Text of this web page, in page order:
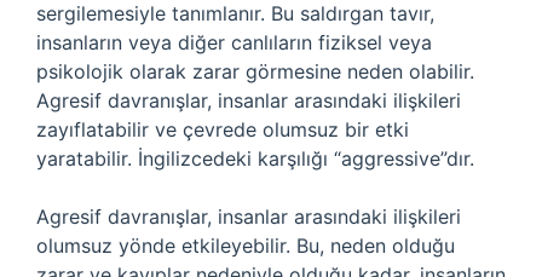
sergilemesiyle tanımlanır. Bu saldırgan tavır,
insanların veya diğer canlıların fiziksel veya
psikolojik olarak zarar görmesine neden olabilir.
Agresif davranışlar, insanlar arasındaki ilişkileri
zayıflatabilir ve çevrede olumsuz bir etki
yaratabilir. İngilizcedeki karşılığı “aggressive”dır.
Agresif davranışlar, insanlar arasındaki ilişkileri
olumsuz yönde etkileyebilir. Bu, neden olduğu